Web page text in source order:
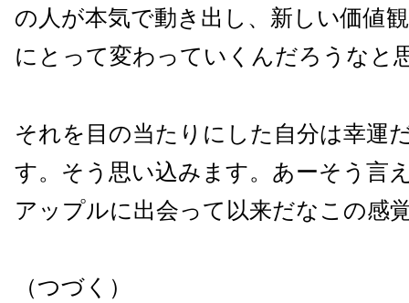
の人が本気で動き出し、新しい価値
にとって変わっていくんだろうなと
それを目の当たりにした自分は幸運
す。そう思い込みます。あーそう言
アップルに出会って以来だなこの感
（つづく）